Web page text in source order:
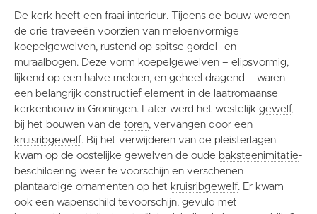
De kerk heeft een fraai interieur. Tijdens de bouw werden
de drie traveeën voorzien van meloenvormige
koepelgewelven, rustend op spitse gordel- en
muraalbogen. Deze vorm koepelgewelven – elipsvormig,
lijkend op een halve meloen, en geheel dragend – waren
een belangrijk constructief element in de laatromaanse
kerkenbouw in Groningen. Later werd het westelijk gewelf,
bij het bouwen van de toren, vervangen door een
kruisribgewelf. Bij het verwijderen van de pleisterlagen
kwam op de oostelijke gewelven de oude baksteenimitatie-
beschildering weer te voorschijn en verschenen
plantaardige ornamenten op het kruisribgewelf. Er kwam
ook een wapenschild tevoorschijn, gevuld met